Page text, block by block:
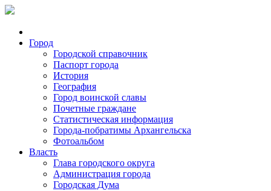
Город
Городской справочник
Паспорт города
История
География
Город воинской славы
Почетные граждане
Статистическая информация
Города-побратимы Архангельска
Фотоальбом
Власть
Глава городского округа
Администрация города
Городская Дума